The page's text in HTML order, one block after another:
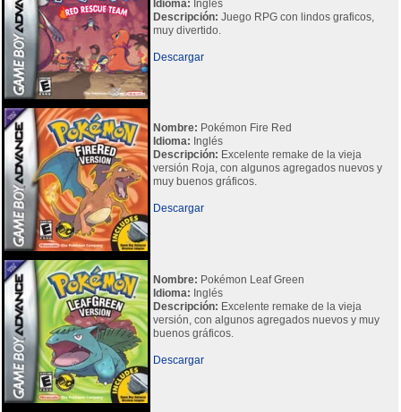
Idioma: Inglés
Descripción: Juego RPG con lindos graficos,
muy divertido.
Descargar
Nombre: Pokémon Fire Red
Idioma: Inglés
Descripción: Excelente remake de la vieja
versión Roja, con algunos agregados nuevos y
muy buenos gráficos.
Descargar
Nombre: Pokémon Leaf Green
Idioma: Inglés
Descripción: Excelente remake de la vieja
versión, con algunos agregados nuevos y muy
buenos gráficos.
Descargar